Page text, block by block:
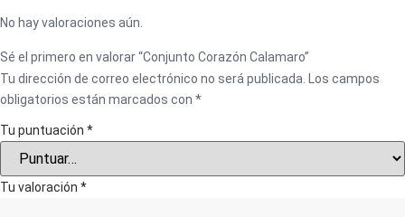
No hay valoraciones aún.
Sé el primero en valorar “Conjunto Corazón Calamaro”
Tu dirección de correo electrónico no será publicada. Los campos
obligatorios están marcados con *
Tu puntuación *
Tu valoración *